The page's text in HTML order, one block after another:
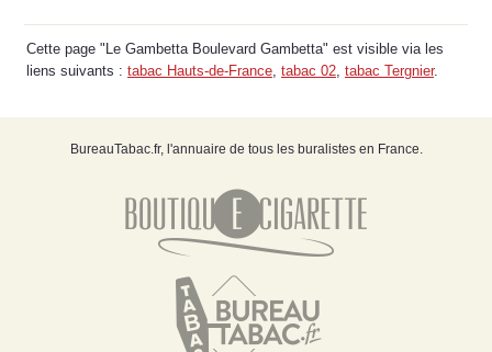
Cette page "Le Gambetta Boulevard Gambetta" est visible via les
liens suivants : tabac Hauts-de-France tabac 02 tabac Tergnier.
BureauTabac.fr, l'annuaire de tous les buralistes en France.